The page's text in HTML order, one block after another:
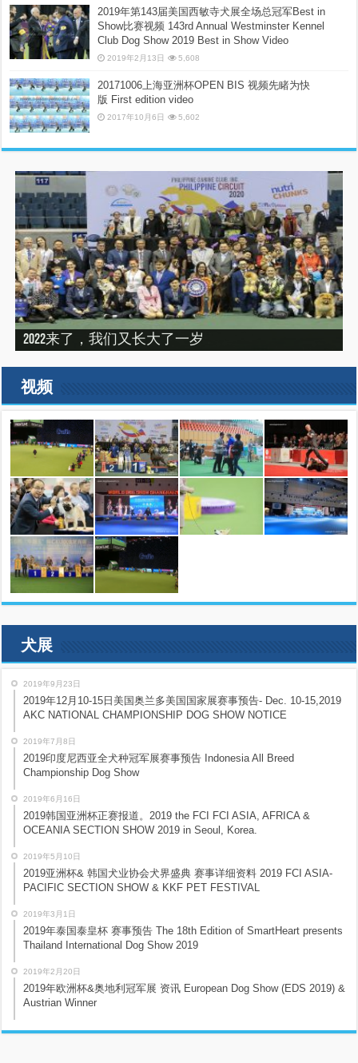
2019年第143届美国西敏寺犬展全场总冠军Best in
Show比赛视频 143rd Annual Westminster Kennel
Club Dog Show 2019 Best in Show Video
2019年2月13日 5,608
20171006上海亚洲杯OPEN BIS 视频先睹为快
版 First edition video
2017年10月6日 5,602
2022来了，我们又长大了一岁
建设专栏-2020年的冬天，俺们东北那场比赛
“震”撼之旅——2019印尼犬展之行（INDONEISA WINNER
SHOW 2019）
建设专栏-2019刚过一半，但是好像已经结束了。
2019美国143届西敏寺犬展随笔（三）
视频
犬展
2019年9月23日
2019年12月10-15日美国奥兰多美国国家展赛事预告- Dec. 10-15,2019
AKC NATIONAL CHAMPIONSHIP DOG SHOW NOTICE
2019年7月8日
2019印度尼西亚全犬种冠军展赛事预告 Indonesia All Breed
Championship Dog Show
2019年6月16日
2019韩国亚洲杯正赛报道。2019 the FCI FCI ASIA, AFRICA &
OCEANIA SECTION SHOW 2019 in Seoul, Korea.
2019年5月10日
2019亚洲杯& 韩国犬业协会犬界盛典 赛事详细资料 2019 FCI ASIA-
PACIFIC SECTION SHOW & KKF PET FESTIVAL
2019年3月1日
2019年泰国泰皇杯 赛事预告 The 18th Edition of SmartHeart presents
Thailand International Dog Show 2019
2019年2月20日
2019年欧洲杯&奥地利冠军展 资讯 European Dog Show (EDS 2019) &
Austrian Winner